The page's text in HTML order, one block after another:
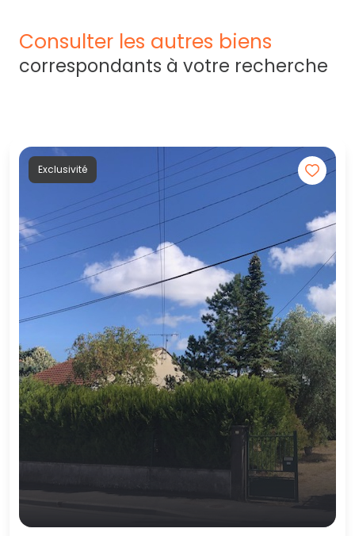
consulter les autres biens
correspondants à votre recherche
Exclusivité